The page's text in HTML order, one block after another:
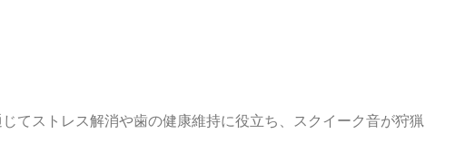
てストレス解消や歯の健康維持に役立ち、スクイーク音が狩猟